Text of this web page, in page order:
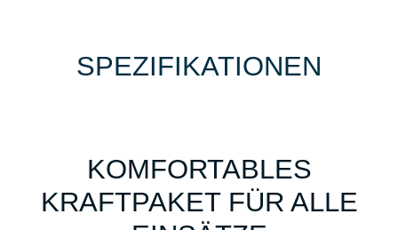
SPEZIFIKATIONEN
KOMFORTABLES
KRAFTPAKET FÜR ALLE